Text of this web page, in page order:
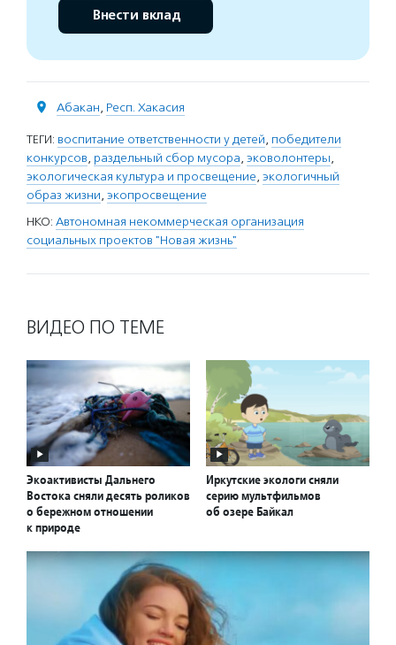
Внести вклад
Абакан, Респ. Хакасия
ТЕГИ: воспитание ответственности у детей, победители
конкурсов, раздельный сбор мусора, эковолонтеры,
экологическая культура и просвещение, экологичный
образ жизни, экопросвещение
НКО: Автономная некоммерческая организация
социальных проектов "Новая жизнь"
ВИДЕО ПО ТЕМЕ
Экоактивисты Дальнего
Востока сняли десять роликов
о бережном отношении
к природе
Иркутские экологи сняли
серию мультфильмов
об озере Байкал